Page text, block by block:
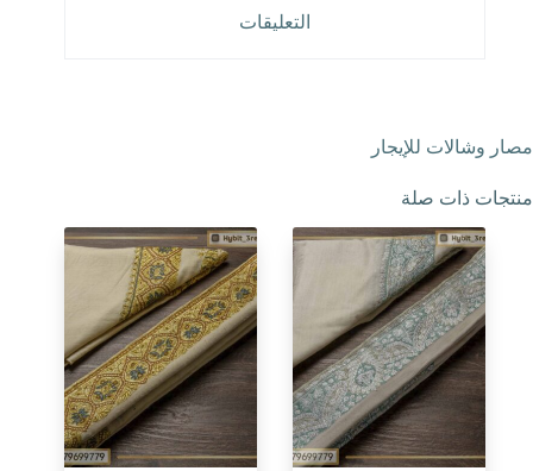
التعليقات
مصار وشالات للإيجار
منتجات ذات صلة